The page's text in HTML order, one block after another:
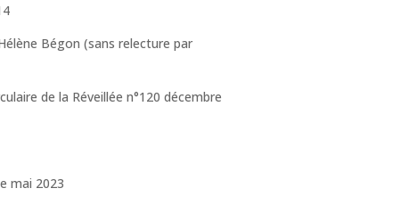
Bégon (sans relecture par
de la Réveillée n°120 décembre
mai 2023